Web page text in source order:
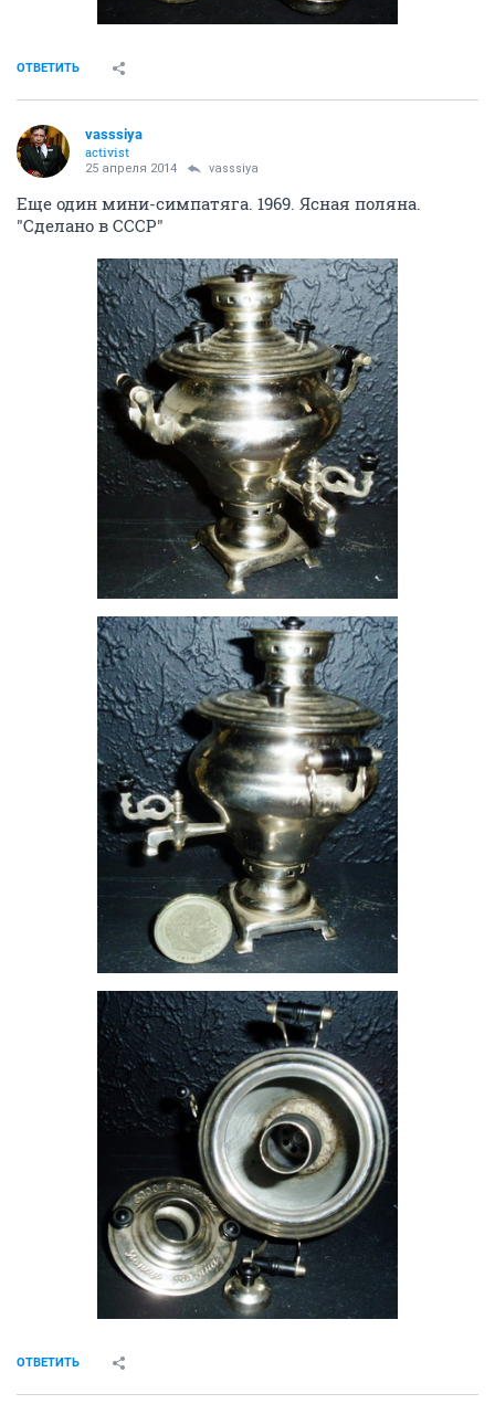
ОТВЕТИТЬ
vasssiya
activist
25 апреля 2014 vasssiya
Еще один мини-симпатяга. 1969. Ясная поляна.
"Сделано в СССР"
ОТВЕТИТЬ